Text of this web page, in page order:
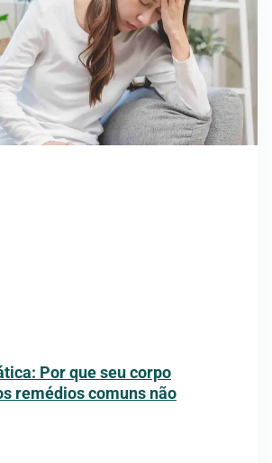
Por que seu corpo
remédios comuns não